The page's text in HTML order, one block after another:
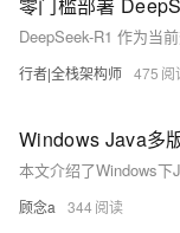
行者|全栈架构师 475
Windows Java多
顾念a 344